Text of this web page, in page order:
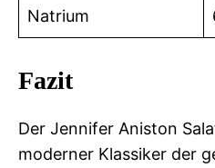
Natrium
Fazit
Der Jennifer Aniston
moderner Klassiker der